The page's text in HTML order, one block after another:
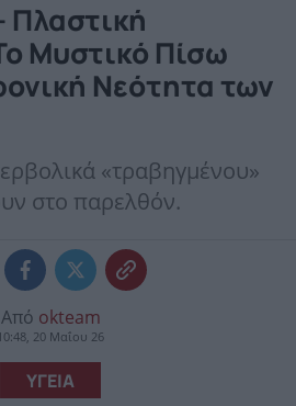
Πλαστική
Μυστικό Πίσω
Νεότητα των
«τραβηγμένου»
στο παρελθόν.
Από okteam
20 Μαΐου 26
ΥΓΕΙΑ